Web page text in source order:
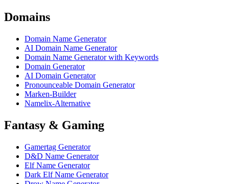
Domains
Domain Name Generator
AI Domain Name Generator
Domain Name Generator with Keywords
Domain Generator
AI Domain Generator
Pronounceable Domain Generator
Marken-Builder
Namelix-Alternative
Fantasy & Gaming
Gamertag Generator
D&D Name Generator
Elf Name Generator
Dark Elf Name Generator